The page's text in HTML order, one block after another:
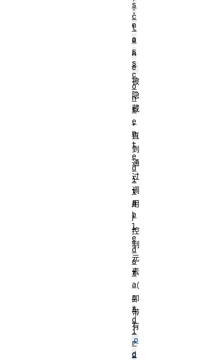
:
n
o
n
e
被
隐
藏
，
直
到
通
过
调
用
/
控
制
元
素
（
即
带
有
p
o
s
c
l
a
s
s
c
o
n
t
e
n
t
e
d
i
t
a
b
l
e
d
a
t
a
-
*
d
i
r
d